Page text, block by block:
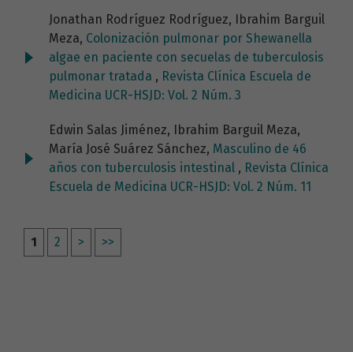
Jonathan Rodríguez Rodríguez, Ibrahim Barguil
Meza, Colonización pulmonar por Shewanella
algae en paciente con secuelas de tuberculosis
pulmonar tratada , Revista Clínica Escuela de
Medicina UCR-HSJD: Vol. 2 Núm. 3
Edwin Salas Jiménez, Ibrahim Barguil Meza,
María José Suárez Sánchez, Masculino de 46
años con tuberculosis intestinal , Revista Clínica
Escuela de Medicina UCR-HSJD: Vol. 2 Núm. 11
1 2 > >>